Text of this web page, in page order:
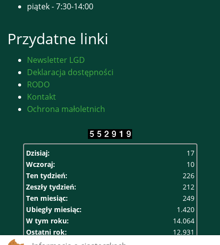
piątek - 7:30-14:00
Przydatne linki
Newsletter LGD
Deklaracja dostępności
RODO
Kontakt
Ochrona małoletnich
Dzisiaj:
17
Wczoraj:
10
Ten tydzień:
226
Zeszły tydzień:
212
Ten miesiąc:
249
Ubiegły miesiąc:
1.420
W tym roku:
14.064
Ostatni rok:
12.931
Razem: